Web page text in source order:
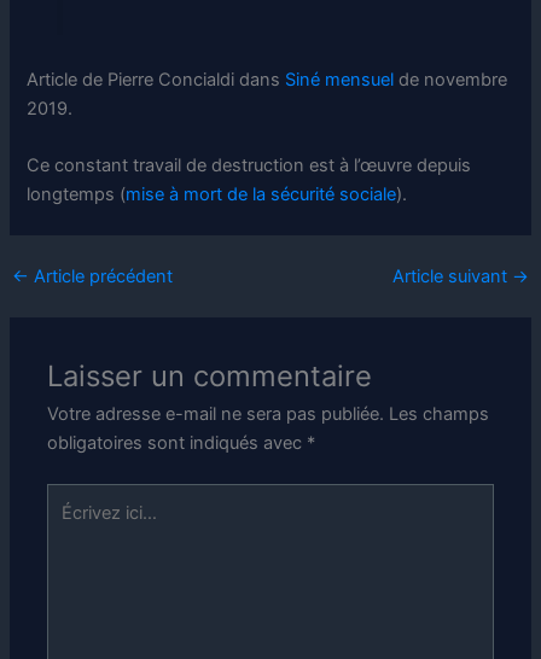
Article de Pierre Concialdi dans Siné mensuel de novembre
2019.
Ce constant travail de destruction est à l’œuvre depuis
longtemps (mise à mort de la sécurité sociale).
← Article précédent Article suivant →
Laisser un commentaire
Votre adresse e-mail ne sera pas publiée. Les champs
obligatoires sont indiqués avec *
ici…